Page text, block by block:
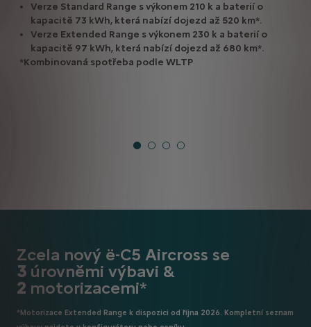
Verze Standard Range s výkonem 210 k a baterií o
kapacitě 73 kWh, která nabízí dojezd až 520 km*.
Verze Extended Range s výkonem 230 k a baterií o
kapacitě 97 kWh, která nabízí dojezd až 680 km*.
*Kombinovaná spotřeba podle WLTP
Zcela nový ë-C5 Aircross se
3 úrovněmi výbavi &
2 motorizacemi*
*Motorizace Extended Range k dispozici od října 2026. Kompletní seznam